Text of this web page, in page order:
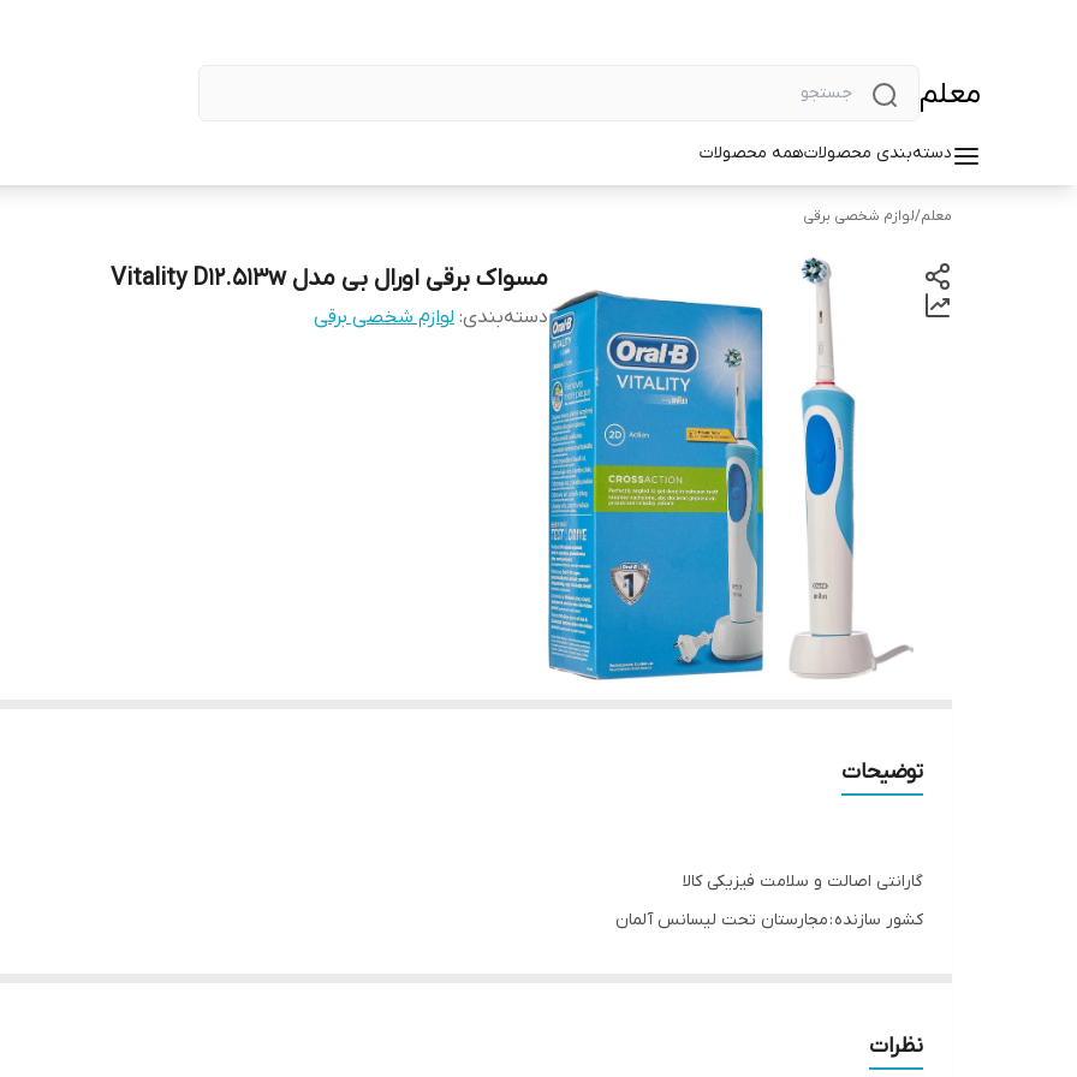
معلم
دسته‌بندی محصولاتهمه محصولات
معلم/لوازم شخصی برقی
مسواک برقی اورال بی مدل Vitality D12.513w
دسته‌بندی: لوازم شخصی برقی
توضیحات
گارانتی اصالت و سلامت فیزیکی کالا
کشور سازنده : مجارستان تحت لیسانس آلمان
شارژدهی : 8 روز (روزی 2 بار - هربار 2 دقیقه)
نظرات